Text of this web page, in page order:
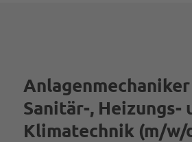
Sanitär-, Heizungs-
Klimatechnik (m/w/